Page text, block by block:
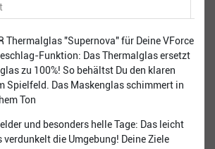
Thermalglas "Supernova" für Deine VForce
Funktion: Das Thermalglas ersetzt
zu 100%! So behältst Du den klaren
Spielfeld. Das Maskenglas schimmert in
Ton
und besonders helle Tage: Das leicht
die Umgebung! Deine Ziele